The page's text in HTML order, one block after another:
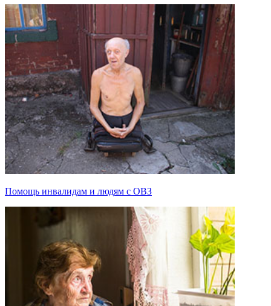
Помощь инвалидам и людям с ОВЗ